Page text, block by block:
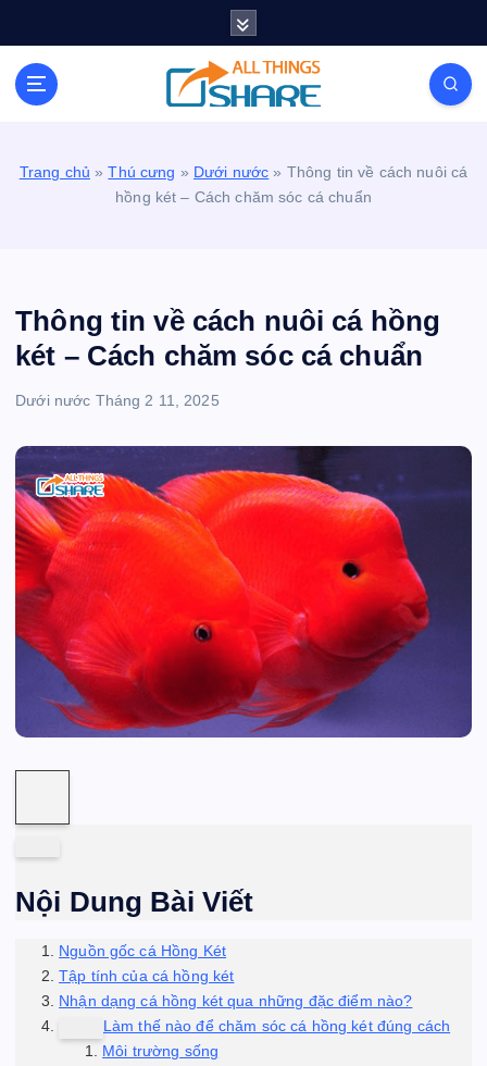
Personal Blog | Knowledge | Technology | Tips |
Pets | Life
Trang chủ »Thú cưng » Dưới nước » Thông tin về cách nuôi cá
hồng két – Cách chăm sóc cá chuẩn
Thông tin về cách nuôi cá hồng
két – Cách chăm sóc cá chuẩn
Dưới nước Tháng 2 11, 2025
Nội Dung Bài Viết
Nguồn gốc cá Hồng Két
Tập tính của cá hồng két
Nhận dạng cá hồng két qua những đặc điểm nào?
Làm thế nào để chăm sóc cá hồng két đúng cách
Môi trường sống